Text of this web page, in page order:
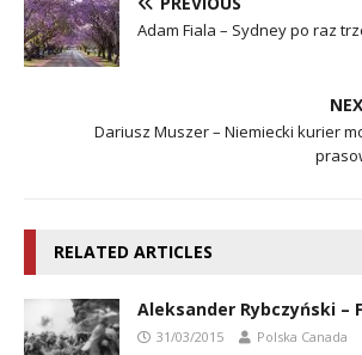
Adam Fiala – Sydney po raz
Dariusz Muszer – Niemiecki kurier
RELATED ARTICLES
Aleksander Rybczyński –
31/03/2015 Polska Canada